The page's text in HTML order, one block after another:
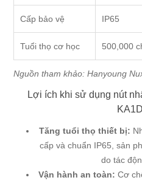
Cấp bảo vệ IP65
Tuổi thọ cơ học 500,000
Nguồn tham khảo:Hanyoung
Lợi ích khi sử dụng nút
Tăng tuổi thọ thiết bị:
cấp và chuẩn IP65, sản
do tác
Vận hành an toàn: Cơ